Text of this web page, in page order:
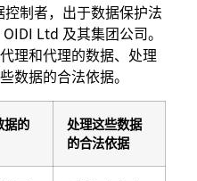
制者，出于数据保护法
Ltd 及其集团公司。
理和代理的数据、处理
数据的合法依据。
据的
处理这些数据
的合法依据